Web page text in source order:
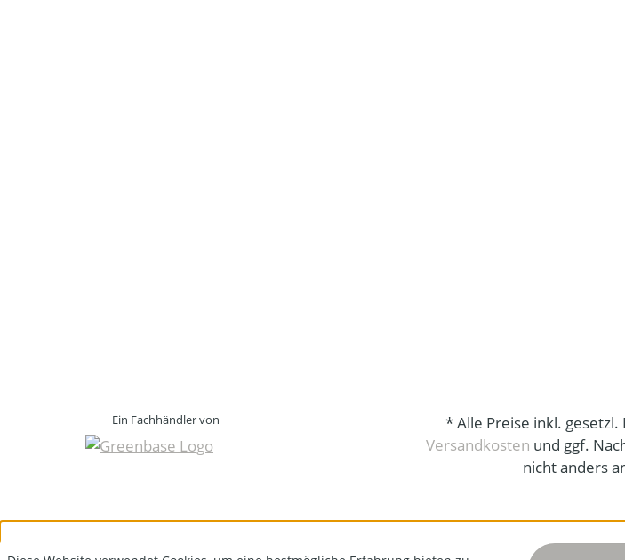
Ein Fachhändler von
* Alle Preise inkl.
Versandkosten und ggf.
nicht anders